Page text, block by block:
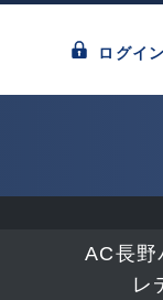
ログイン
AC長野
レ